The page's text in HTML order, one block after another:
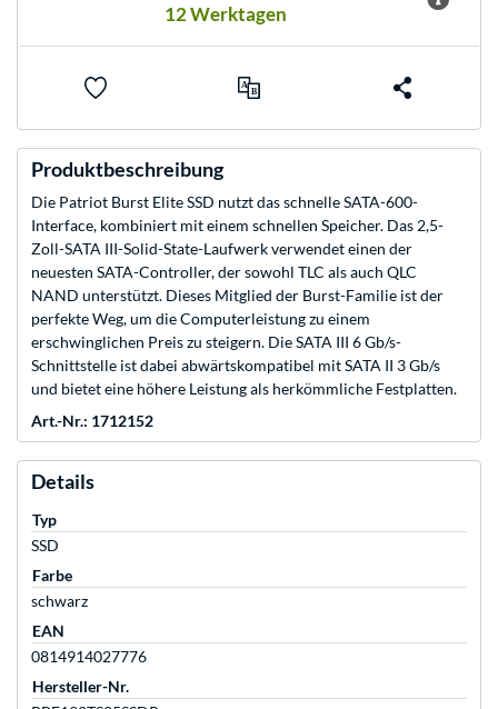
12 Werktagen
Produktbeschreibung
Die Patriot Burst Elite SSD nutzt das schnelle SATA-600-
Interface, kombiniert mit einem schnellen Speicher. Das 2,5-
Zoll-SATA III-Solid-State-Laufwerk verwendet einen der
neuesten SATA-Controller, der sowohl TLC als auch QLC
NAND unterstützt. Dieses Mitglied der Burst-Familie ist der
perfekte Weg, um die Computerleistung zu einem
erschwinglichen Preis zu steigern. Die SATA III 6 Gb/s-
Schnittstelle ist dabei abwärtskompatibel mit SATA II 3 Gb/s
und bietet eine höhere Leistung als herkömmliche Festplatten.
Art.-Nr.: 1712152
Details
Typ
SSD
Farbe
schwarz
EAN
0814914027776
Hersteller-Nr.